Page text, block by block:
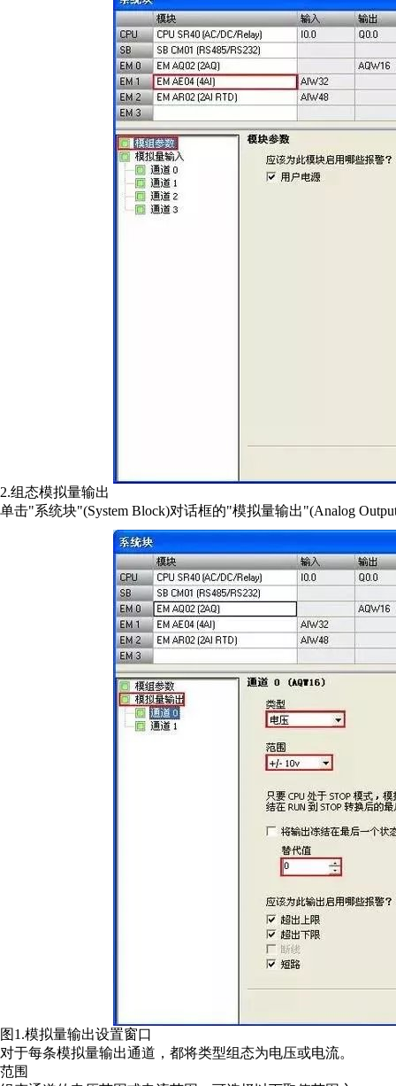
2.组态模拟量输出
单击"系统块"(System Block)对话框的"模拟量输出"(Analog
图1.模拟量输出设置窗口
对于每条模拟量输出通道，都将类型组态为电压或电流。
范围